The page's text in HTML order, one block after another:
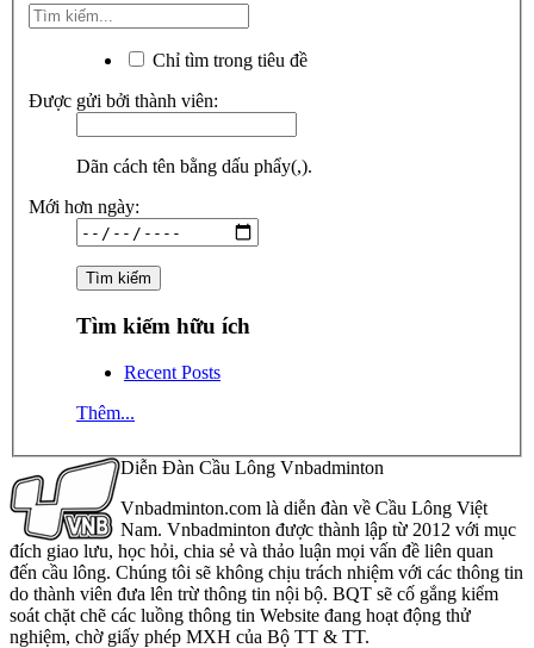
Chỉ tìm trong tiêu đề
Được gửi bởi thành viên:
Dãn cách tên bằng dấu phẩy(,).
Mới hơn ngày:
Tìm kiếm hữu ích
Recent Posts
Thêm...
Diễn Đàn Cầu Lông Vnbadminton
Vnbadminton.com là diễn đàn về Cầu Lông Việt
Nam. Vnbadminton được thành lập từ 2012 với mục
đích giao lưu, học hỏi, chia sẻ và thảo luận mọi vấn đề liên quan
đến cầu lông. Chúng tôi sẽ không chịu trách nhiệm với các thông tin
do thành viên đưa lên trừ thông tin nội bộ. BQT sẽ cố gắng kiểm
soát chặt chẽ các luồng thông tin Website đang hoạt động thử
nghiệm, chờ giấy phép MXH của Bộ TT & TT.